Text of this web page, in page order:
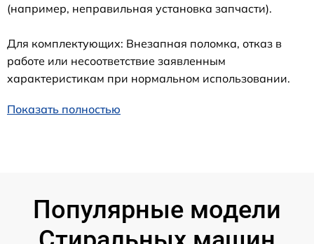
(например, неправильная установка запчасти).
Для комплектующих: Внезапная поломка, отказ в
работе или несоответствие заявленным
характеристикам при нормальном использовании.
Показать полностью
Популярные модели